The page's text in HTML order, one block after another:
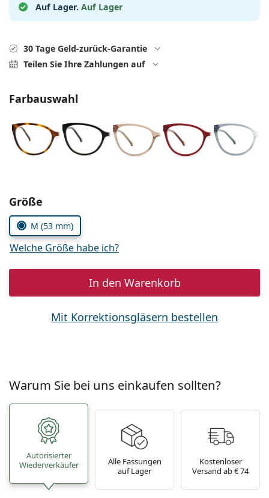
Alle Marken
Prada
Alle Pflegemittel
Auf Lager. Auf Lager
30 Tage Geld-zurück-Garantie
Teilen Sie Ihre Zahlungen auf
Farbauswahl
Parameter wählen
Größe
M (53 mm)
Welche Größe habe ich?
In den Warenkorb
Mit Korrektionsgläsern bestellen
Warum Sie bei uns einkaufen sollten?
Autorisierter
Wiederverkäufer
Alle Fassungen
auf Lager
Kostenloser
Versand ab € 74